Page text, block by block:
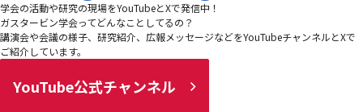
学会の活動や研究の現場をYouTubeとXで発信中！
ガスタービン学会ってどんなことしてるの？
講演会や会議の様子、研究紹介、広報メッセージなどをYouTubeチャンネルとXで
ご紹介しています。
YouTube公式チャンネル